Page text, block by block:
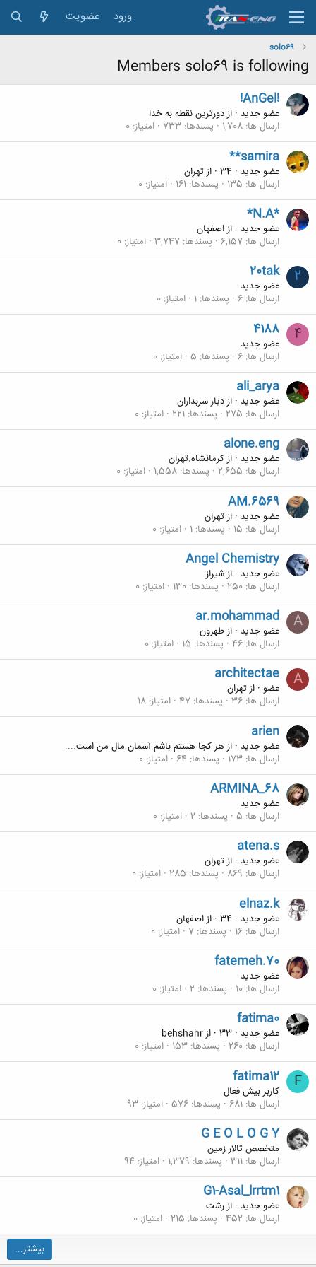
ورود عضویت
solo69
Members solo69 is following
!AnGel!
عضو جدید · ازدورترین نقطه به خدا
ارسال ها 1,708 پسندها 733 امتیاز 0
**samira
عضو جدید ·
· ازتهران
ارسال ها 135 پسندها 161 امتیاز 0
*N.A*
عضو جدید · ازاصفهان
ارسال ها 6,157 پسندها 3,747 امتیاز 0
2
20tak
عضو جدید
ارسال ها 6 پسندها 1 امتیاز 0
4
4188
عضو جدید
ارسال ها 6 پسندها 5 امتیاز 0
ali_arya
عضو جدید · ازدیار سربداران
ارسال ها 275 پسندها 221 امتیاز 0
alone.eng
عضو جدید · ازکرمانشاه.تهران
ارسال ها 2,655 پسندها 1,558 امتیاز 0
AM.6569
عضو جدید · ازتهران
ارسال ها 15 پسندها 1 امتیاز 0
Angel Chemistry
عضو جدید · ازشیراز
ارسال ها 250 پسندها 130 امتیاز 0
A
ar.mohammad
عضو جدید · ازطهرون
ارسال ها 46 پسندها 15 امتیاز 0
A
architectae
عضو · ازتهران
ارسال ها 36 پسندها 47 امتیاز 18
arien
عضو جدید · از هر کجا هستم باشم آسمان مال من است....
ارسال ها 173 پسندها 64 امتیاز 0
ARMINA_68
عضو جدید
ارسال ها 5 پسندها 2 امتیاز 0
atena.s
عضو جدید · ازتهران
ارسال ها 869 پسندها 285 امتیاز 0
elnaz.k
عضو جدید ·
· ازاصفهان
ارسال ها 16 پسندها 7 امتیاز 0
fatemeh.70
عضو جدید
ارسال ها 10 پسندها 2 امتیاز 0
fatima0
عضو جدید ·
· ازbehshahr
ارسال ها 260 پسندها 153 امتیاز 0
F
fatima12
کاربر بیش فعال
ارسال ها 681 پسندها 576 امتیاز 93
G E O L O G Y
متخصص تالار زمین
ارسال ها 311 پسندها 1,379 امتیاز 94
G1-Asal_lrrtm1
عضو جدید · ازرشت
ارسال ها 452 پسندها 215 امتیاز 0
بیشتر...